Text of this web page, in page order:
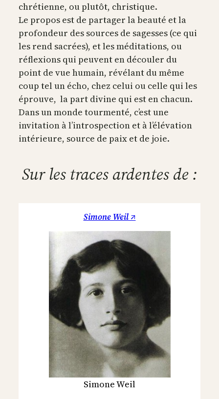
chrétienne, ou plutôt, christique.
Le propos est de partager la beauté et la
profondeur des sources de sagesses (ce qui
les rend sacrées), et les méditations, ou
réflexions qui peuvent en découler du
point de vue humain, révélant du même
coup tel un écho, chez celui ou celle qui les
éprouve, la part divine qui est en chacun.
Dans un monde tourmenté, c’est une
invitation à l’introspection et à l’élévation
intérieure, source de paix et de joie.
Sur les traces ardentes de :
Simone Weil ↗
Simone Weil